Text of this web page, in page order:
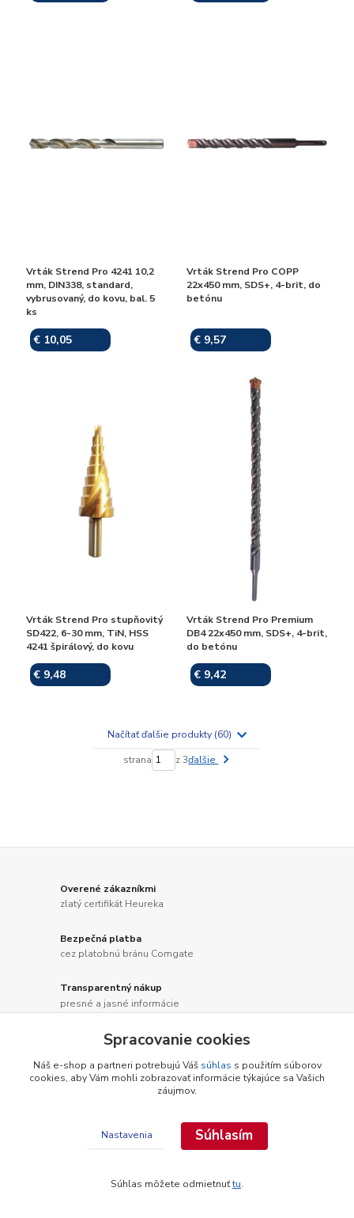
Vrták Strend Pro 4241 10,2
mm, DIN338, standard,
vybrusovaný, do kovu, bal. 5
ks
€ 10,05
Vrták Strend Pro COPP
22x450 mm, SDS+, 4-brit, do
betónu
€ 9,57
Vrták Strend Pro stupňovitý
SD422, 6-30 mm, TiN, HSS
4241 špirálový, do kovu
€ 9,48
Vrták Strend Pro Premium
DB4 22x450 mm, SDS+, 4-brit,
do betónu
€ 9,42
Načítať ďalšie produkty (60)
strana z 3ďalšie
Overené zákazníkmi
zlatý certifikát Heureka
Bezpečná platba
cez platobnú bránu Comgate
Transparentný nákup
presné a jasné informácie
Rýchle doručenie
Novinky z nášho blogu
Spracovanie cookies
Náš e-shop a partneri potrebujú Váš súhlas s použitím súborov
cookies, aby Vám mohli zobrazovať informácie týkajúce sa Vašich
záujmov.
Nastavenia Súhlasím
Súhlas môžete odmietnuťtu.